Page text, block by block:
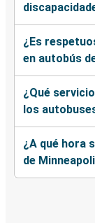
¿Es
en autobús
¿Qué
los
¿A qué hora
de